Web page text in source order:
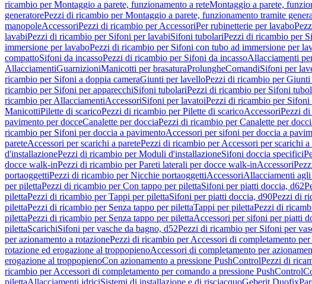
ricambio per Montaggio a parete, funzionamento a reteMontaggio a parete,
generatorePezzi di ricambio per Montaggio a parete, funzionamento tramite
manopoleAccessoriPezzi di ricambio per AccessoriPer rubinetterie per lavabo
lavabiPezzi di ricambio per Sifoni per lavabiSifoni tubolariPezzi di ricambio per
immersione per lavaboPezzi di ricambio per Sifoni con tubo ad immersione per
compattoSifoni da incassoPezzi di ricambio per Sifoni da incassoAllacciamenti
AllacciamentiGuarnizioniManicotti per brasaturaProlungheComandiSifoni per
ricambio per Sifoni a doppia cameraGiunti per lavelloPezzi di ricambio per
ricambio per Sifoni per apparecchiSifoni tubolariPezzi di ricambio per Sifoni
ricambio per AllacciamentiAccessoriSifoni per lavatoiPezzi di ricambio per Sifoni
ManicottiPilette di scaricoPezzi di ricambio per Pilette di scaricoAccessoriPezzi
pavimento per docceCanalette per docciaPezzi di ricambio per Canalette per
ricambio per Sifoni per doccia a pavimentoAccessori per sifoni per doccia a
pareteAccessori per scarichi a paretePezzi di ricambio per Accessori per scarichi a
d'installazionePezzi di ricambio per Moduli d'installazioneSifoni doccia specifici
docce walk-inPezzi di ricambio per Pareti laterali per docce walk-inAccessori
portaoggettiPezzi di ricambio per Nicchie portaoggettiAccessoriAllacciamenti agli
per pilettaPezzi di ricambio per Con tappo per pilettaSifoni per piatti doccia, d62
pilettaPezzi di ricambio per Tappi per pilettaSifoni per piatti doccia, d90Pezzi di
pilettaPezzi di ricambio per Senza tappo per pilettaTappi per pilettaPezzi di
pilettaPezzi di ricambio per Senza tappo per pilettaAccessori per sifoni per piatti
pilettaScarichiSifoni per vasche da bagno, d52Pezzi di ricambio per Sifoni per
per azionamento a rotazionePezzi di ricambio per Accessori di completamento
rotazione ed erogazione al troppopienoAccessori di completamento per
erogazione al troppopienoCon azionamento a pressione PushControlPezzi di
ricambio per Accessori di completamento per comando a pressione PushControl
pilettaAllacciamenti idriciSistemi di installazione e di risciacquoGeberit Duofix